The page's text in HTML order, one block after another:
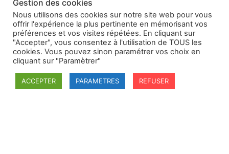
Gestion des cookies
Nous utilisons des cookies sur notre site web pour vous
offrir l'expérience la plus pertinente en mémorisant vos
préférences et vos visites répétées. En cliquant sur
"Accepter", vous consentez à l'utilisation de TOUS les
cookies. Vous pouvez sinon paramétrer vos choix en
cliquant sur "Paramètrer"
ACCEPTER PARAMETRES REFUSER